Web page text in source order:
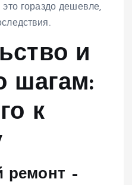
гораздо дешевле,
и
шагам:
к
ремонт –